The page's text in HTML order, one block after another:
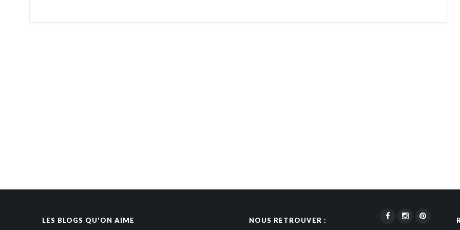
LES BLOGS QU'ON AIME NOUS RETROUVER :